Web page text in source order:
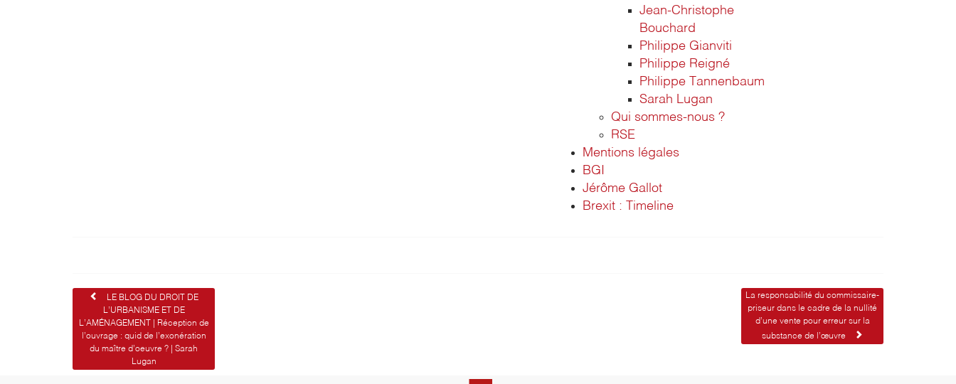
Jean-Christophe
Bouchard
Philippe Gianviti
Philippe Reigné
Philippe Tannenbaum
Sarah Lugan
Qui sommes-nous ?
RSE
Mentions légales
BGI
Jérôme Gallot
Brexit : Timeline
Navigation
de
l’article
LE BLOG DU DROIT DE
L’URBANISME ET DE
L’AMÉNAGEMENT | Réception de
l’ouvrage : quid de l’exonération
du maître d’oeuvre ? | Sarah
Lugan
La responsabilité du commissaire-
priseur dans le cadre de la nullité
d’une vente pour erreur sur la
substance de l’œuvre